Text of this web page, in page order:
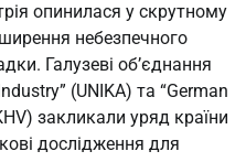
опинилася у скрутному
небезпечного
Галузеві об’єднання
(UNIKA) та “German
закликали уряд країни
дослідження для